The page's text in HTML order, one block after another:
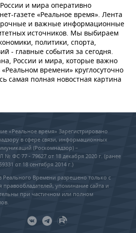
и мира оперативно
газете «Реальное время». Лента
и важные информационные
источников. Мы выбираем
политики, спорта,
- главные события за сегодня.
России и мира, которые важно
времени» круглосуточно
самая полная новостная картина
«Реальное время» Зарегистрировано
в сфере связи, информационных
(Роскомнадзор) –
ФС 77 - 79627 от 18 декабря 2020 г. (ранее
от 18 сентября 2014 г.)
Реального Времени разрешено только с
правообладателей, упоминание сайта и
при частичном или полном